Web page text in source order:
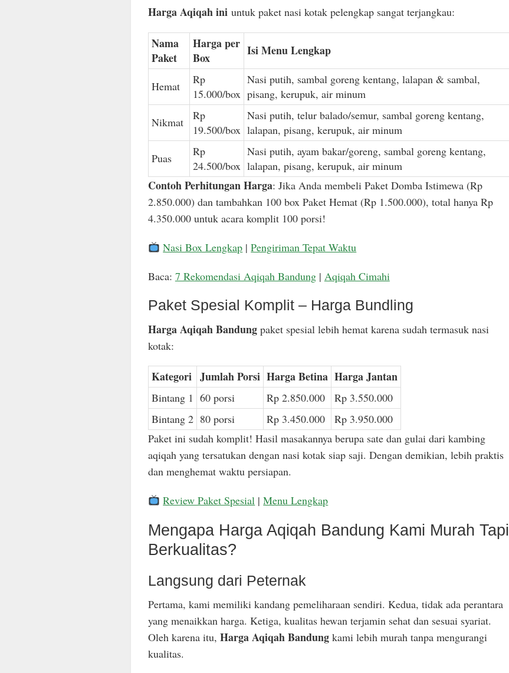
Harga Aqiqah iniuntuk paket nasi kotak pelengkap sangat terjangkau:
Nama
Paket
Harga per
Box
Isi Menu Lengkap
Hemat
Rp
15.000/box
Nasi putih, sambal goreng kentang, lalapan & sambal,
pisang, kerupuk, air minum
Nikmat
Rp
19.500/box
Nasi putih, telur balado/semur, sambal goreng kentang,
lalapan, pisang, kerupuk, air minum
Puas
Rp
24.500/box
Nasi putih, ayam bakar/goreng, sambal goreng kentang,
lalapan, pisang, kerupuk, air minum
Contoh Perhitungan Harga: Jika Anda membeli Paket Domba Istimewa (Rp
2.850.000) dan tambahkan 100 box Paket Hemat (Rp 1.500.000), total hanya Rp
4.350.000 untuk acara komplit 100 porsi!
Nasi Box Lengkap |Pengiriman Tepat Waktu
Baca: 7 Rekomendasi Aqiqah Bandung| Aqiqah Cimahi
Paket Spesial Komplit – Harga Bundling
Harga Aqiqah Bandungpaket spesial lebih hemat karena sudah termasuk nasi
kotak:
Kategori Jumlah Porsi Harga Betina Harga Jantan
Bintang 1 60 porsi Rp 2.850.000
Rp 3.550.000
Bintang 2 80 porsi Rp 3.450.000
Rp 3.950.000
Paket ini sudah komplit! Hasil masakannya berupa sate dan gulai dari kambing
aqiqah yang tersatukan dengan nasi kotak siap saji. Dengan demikian, lebih praktis
dan menghemat waktu persiapan.
Review Paket Spesial |Menu Lengkap
Mengapa Harga Aqiqah Bandung Kami Murah Tapi
Berkualitas?
Langsung dari Peternak
Pertama, kami memiliki kandang pemeliharaan sendiri. Kedua, tidak ada perantara
yang menaikkan harga. Ketiga, kualitas hewan terjamin sehat dan sesuai syariat.
Oleh karena itu, Harga Aqiqah Bandungkami lebih murah tanpa mengurangi
kualitas.